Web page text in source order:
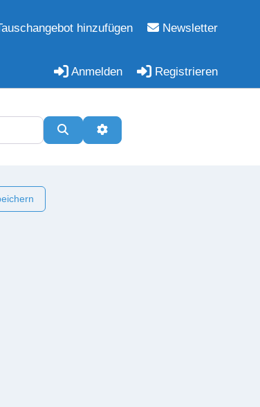
hinzufügen Newsletter
Anmelden Registrieren
SuchenErweiterte Filter